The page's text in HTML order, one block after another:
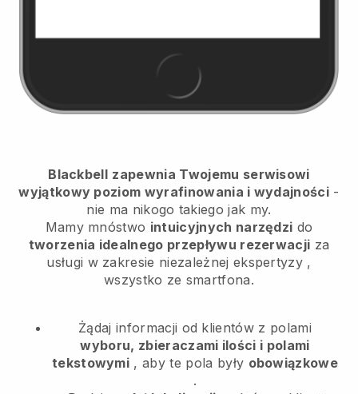
Blackbell zapewnia Twojemu serwisowi
wyjątkowy poziom wyrafinowania i wydajności -
nie ma nikogo takiego jak my.
Mamy mnóstwo intuicyjnych narzędzi do
tworzenia idealnego przepływu rezerwacji za
usługi w zakresie niezależnej ekspertyzy ,
wszystko ze smartfona.
Żądaj informacji od klientów z polami
wyboru, zbieraczami ilości i polami
tekstowymi , aby te pola były obowiązkowe
.